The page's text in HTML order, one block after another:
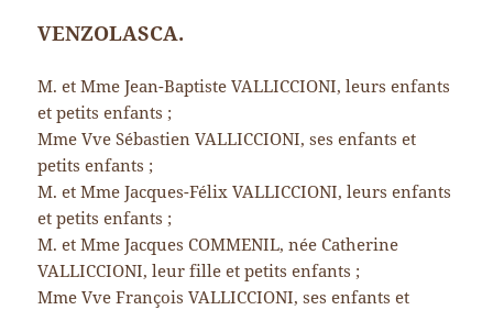
VENZOLASCA.
M. et Mme Jean-Baptiste VALLICCIONI, leurs enfants
et petits enfants ;
Mme Vve Sébastien VALLICCIONI, ses enfants et
petits enfants ;
M. et Mme Jacques-Félix VALLICCIONI, leurs enfants
et petits enfants ;
M. et Mme Jacques COMMENIL, née Catherine
VALLICCIONI, leur fille et petits enfants ;
Mme Vve François VALLICCIONI, ses enfants et